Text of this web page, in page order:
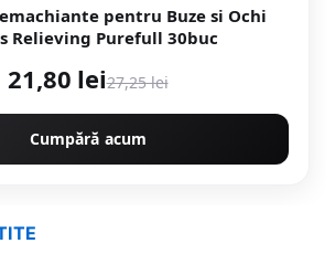
pentru Buze si Ochi
Relieving Purefull 30buc
21,80 lei27,25 lei
Cumpără acum